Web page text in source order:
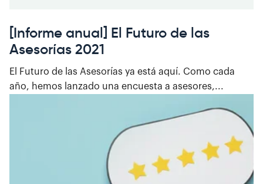
[Informe anual] El Futuro de las
Asesorías 2021
El Futuro de las Asesorías ya está aquí. Como cada
año, hemos lanzado una encuesta a asesores,...